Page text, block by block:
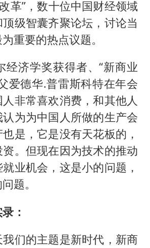
革”，数十位中国财经领域
级智囊齐聚论坛，讨论当
重要的热点议题。
经济学奖获得者、“新商业
爱德华.普雷斯科特在年会
非常喜欢消费，和其他人
为为中国人所做的生产会
是，它是没有天花板的，
。但现在因为技术的推动
业机会，这是小的问题，
题。
：
们的主题是新时代，新商